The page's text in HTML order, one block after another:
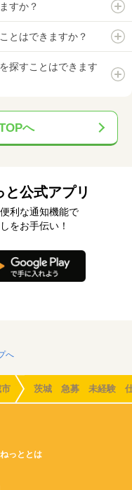
すか？
とはできますか？
探すことはできます
へ
と公式アプリ
利な通知機能で
をお手伝い！
へ
茨城 急募 未経験
っととは